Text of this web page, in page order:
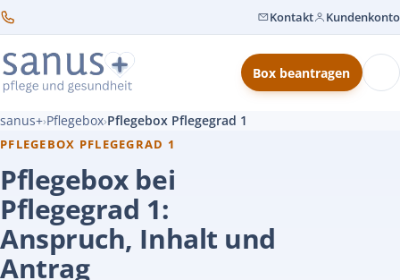
Kontakt Kundenkonto
Box beantragen
sanus+›Pflegebox›Pflegebox Pflegegrad 1
PFLEGEBOX PFLEGEGRAD 1
Pflegebox bei
Pflegegrad 1:
Anspruch, Inhalt und
Antrag